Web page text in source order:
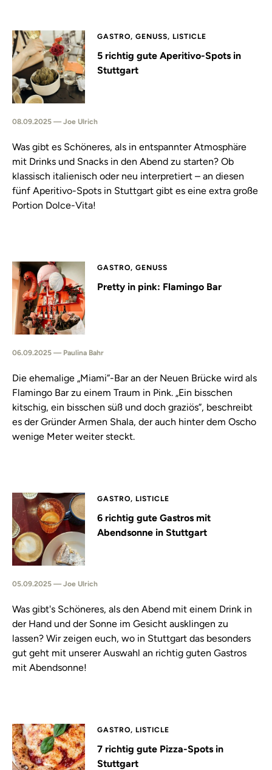
GASTRO, GENUSS, LISTICLE
5 richtig gute Aperitivo-Spots in
Stuttgart
08.09.2025 — Joe Ulrich
Was gibt es Schöneres, als in entspannter Atmosphäre
mit Drinks und Snacks in den Abend zu starten? Ob
klassisch italienisch oder neu interpretiert – an diesen
fünf Aperitivo-Spots in Stuttgart gibt es eine extra große
Portion Dolce-Vita!
GASTRO, GENUSS
Pretty in pink: Flamingo Bar
06.09.2025 — Paulina Bahr
Die ehemalige „Miami”-Bar an der Neuen Brücke wird als
Flamingo Bar zu einem Traum in Pink. „Ein bisschen
kitschig, ein bisschen süß und doch graziös”, beschreibt
es der Gründer Armen Shala, der auch hinter dem Oscho
wenige Meter weiter steckt.
GASTRO, LISTICLE
6 richtig gute Gastros mit
Abendsonne in Stuttgart
05.09.2025 — Joe Ulrich
Was gibt's Schöneres, als den Abend mit einem Drink in
der Hand und der Sonne im Gesicht ausklingen zu
lassen? Wir zeigen euch, wo in Stuttgart das besonders
gut geht mit unserer Auswahl an richtig guten Gastros
mit Abendsonne!
GASTRO, LISTICLE
7 richtig gute Pizza-Spots in
Stuttgart